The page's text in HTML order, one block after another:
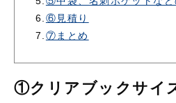
6.⑥見積り
7.⑦まとめ
①クリアブックサイ